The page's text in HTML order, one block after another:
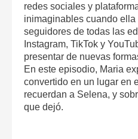
redes sociales y
inimaginables cuando
seguidores de todas las
Instagram, TikTok y
presentar de nuevas
En este episodio, Maria
convertido en un lugar en
recuerdan a Selena, y
que dejó.